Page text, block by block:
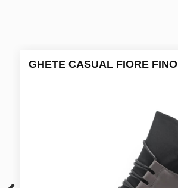
GHETE CASUAL FIORE FINO